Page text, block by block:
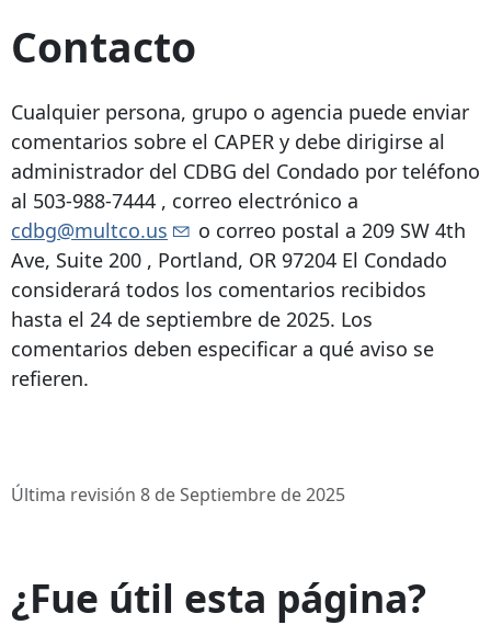
Contacto
Cualquier persona, grupo o agencia puede enviar
comentarios sobre el CAPER y debe dirigirse al
administrador del CDBG del Condado por teléfono
al 503-988-7444 , correo electrónico a
cdbg@multco.us
o correo postal a 209 SW 4th
Ave, Suite 200 , Portland, OR 97204 El Condado
considerará todos los comentarios recibidos
hasta el 24 de septiembre de 2025. Los
comentarios deben especificar a qué aviso se
refieren.
Última revisión 8 de Septiembre de 2025
¿Fue útil esta página?